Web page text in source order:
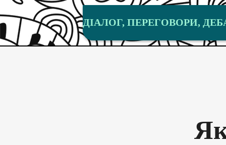
ДІАЛОГ, ПЕРЕГОВОРИ,